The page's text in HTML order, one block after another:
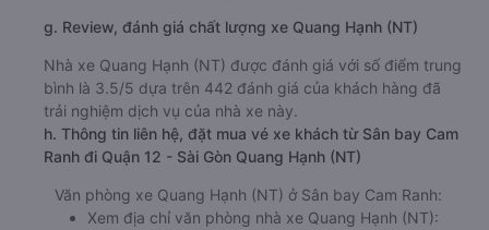
g. Review, đánh giá chất lượng xe Quang Hạnh (NT)
Nhà xe Quang Hạnh (NT) được đánh giá với số điểm trung
bình là 3.5/5 dựa trên 442 đánh giá của khách hàng đã
trải nghiệm dịch vụ của nhà xe này.
h. Thông tin liên hệ, đặt mua vé xe khách từ Sân bay Cam
Ranh đi Quận 12 - Sài Gòn Quang Hạnh (NT)
Văn phòng xe Quang Hạnh (NT) ở Sân bay Cam Ranh:
Xem địa chỉ văn phòng nhà xe Quang Hạnh (NT):